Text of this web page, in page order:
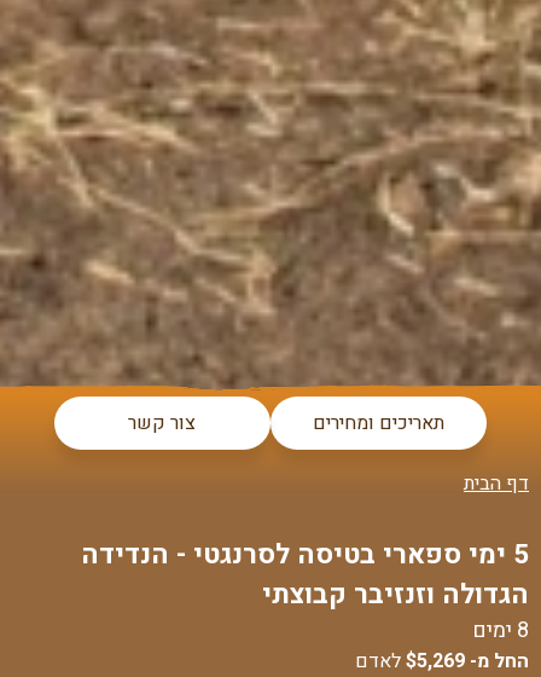
תאריכים ומחירים צור קשר
דף הבית
5 ימי ספארי בטיסה לסרנגטי - הנדידה
הגדולה וזנזיבר קבוצתי
8 ימים
החל מ- $5,269לאדם